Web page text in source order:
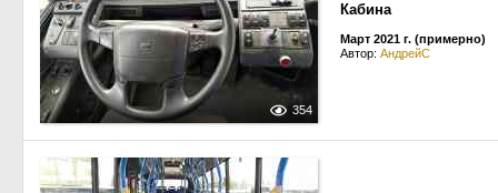
354
Кабина
Март 2021 г. (примерно)
Автор: АндрейС